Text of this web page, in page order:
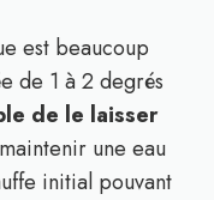
est beaucoup
de 1 à 2 degrés
de le laisser
une eau
initial pouvant